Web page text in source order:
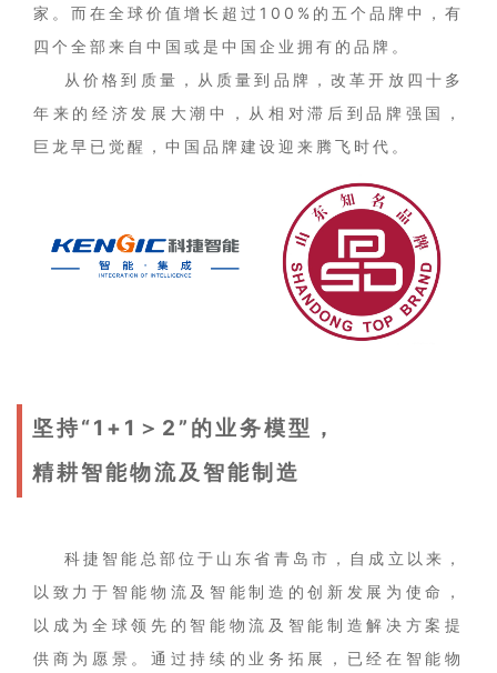
家。而在全球价值增长超过100%的五个品牌中，有
四个全部来自中国或是中国企业拥有的品牌。
从价格到质量，从质量到品牌，改革开放四十多
年来的经济发展大潮中，从相对滞后到品牌强国，
巨龙早已觉醒，中国品牌建设迎来腾飞时代。
坚持“1+1＞2”的业务模型，
精耕智能物流及智能制造
科捷智能总部位于山东省青岛市，自成立以来，
以致力于智能物流及智能制造的创新发展为使命，
以成为全球领先的智能物流及智能制造解决方案提
供商为愿景。通过持续的业务拓展，已经在智能物